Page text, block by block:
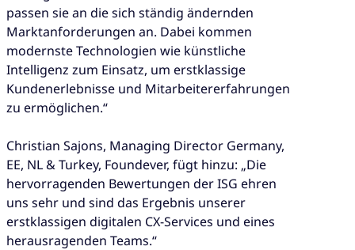
passen sie an die sich ständig ändernden
Marktanforderungen an. Dabei kommen
modernste Technologien wie künstliche
Intelligenz zum Einsatz, um erstklassige
Kundenerlebnisse und Mitarbeitererfahrungen
zu ermöglichen.“
Christian Sajons, Managing Director Germany,
EE, NL & Turkey, Foundever, fügt hinzu: „Die
hervorragenden Bewertungen der ISG ehren
uns sehr und sind das Ergebnis unserer
erstklassigen digitalen CX-Services und eines
herausragenden Teams.“